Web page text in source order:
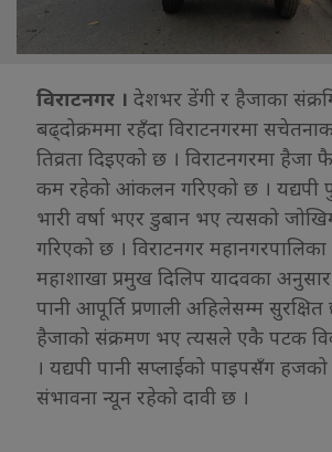
विराटनगर । देशभर डेंगी र हैजाका
बढ्दोक्रममा रहँदा विराटनगरमा
तिव्रता दिइएको छ । विराटनगरमा
कम रहेको आंकलन गरिएको छ । यद्यपी
भारी वर्षा भएर डुबान भए त्यसको
गरिएको छ । विराटनगर महानगरपालिका
महाशाखा प्रमुख दिलिप यादवका अनुसार
पानी आपूर्ति प्रणाली अहिलेसम्म सुरक्षित
हैजाको संक्रमण भए त्यसले एकै पटक
। यद्यपी पानी सप्लाईको पाइपसँग
संभावना न्यून रहेको दावी छ ।